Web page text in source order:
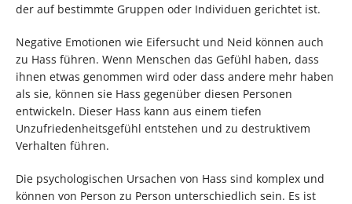
der auf bestimmte Gruppen oder Individuen gerichtet ist.
Negative Emotionen wie Eifersucht und Neid können auch
zu Hass führen. Wenn Menschen das Gefühl haben, dass
ihnen etwas genommen wird oder dass andere mehr haben
als sie, können sie Hass gegenüber diesen Personen
entwickeln. Dieser Hass kann aus einem tiefen
Unzufriedenheitsgefühl entstehen und zu destruktivem
Verhalten führen.
Die psychologischen Ursachen von Hass sind komplex und
können von Person zu Person unterschiedlich sein. Es ist